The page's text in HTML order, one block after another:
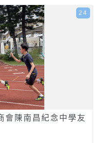
會陳南昌紀念中學友
24